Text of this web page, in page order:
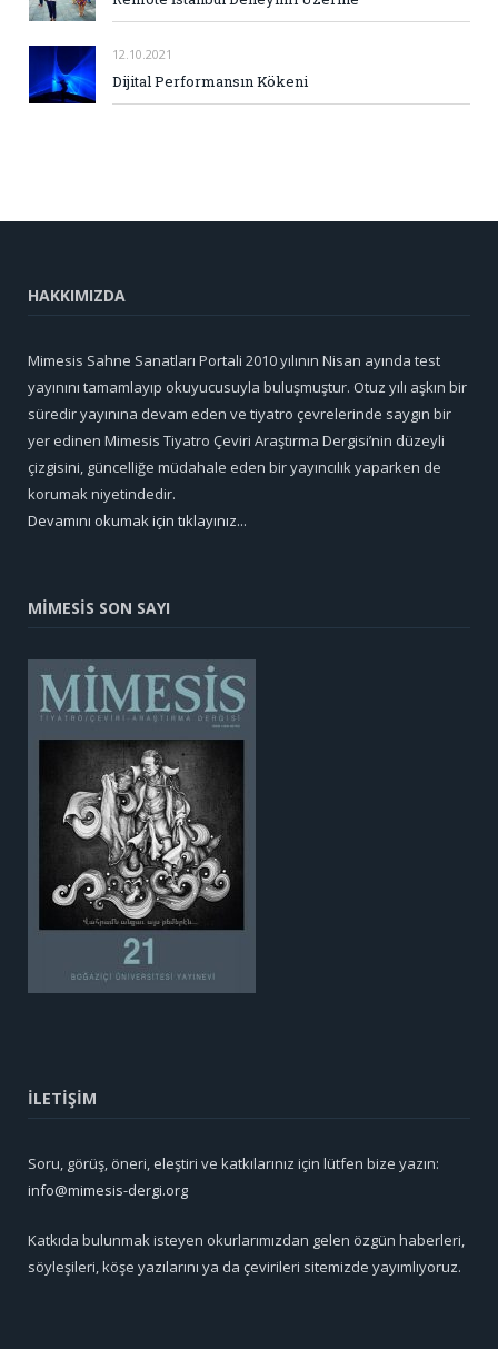
12.10.2021
Dijital Performansın Kökeni
HAKKIMIZDA
Mimesis Sahne Sanatları Portali 2010 yılının Nisan ayında test
yayınını tamamlayıp okuyucusuyla buluşmuştur. Otuz yılı aşkın bir
süredir yayınına devam eden ve tiyatro çevrelerinde saygın bir
yer edinen Mimesis Tiyatro Çeviri Araştırma Dergisi’nin düzeyli
çizgisini, güncelliğe müdahale eden bir yayıncılık yaparken de
korumak niyetindedir.
Devamını okumak için tıklayınız...
MİMESİS SON SAYI
İLETİŞİM
Soru, görüş, öneri, eleştiri ve katkılarınız için lütfen bize yazın:
info@mimesis-dergi.org
Katkıda bulunmak isteyen okurlarımızdan gelen özgün haberleri,
söyleşileri, köşe yazılarını ya da çevirileri sitemizde yayımlıyoruz.